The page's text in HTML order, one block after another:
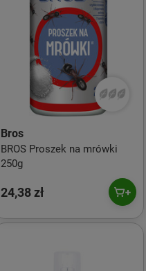
Bros
BROS Proszek na mrówki
250g
24,38 zł